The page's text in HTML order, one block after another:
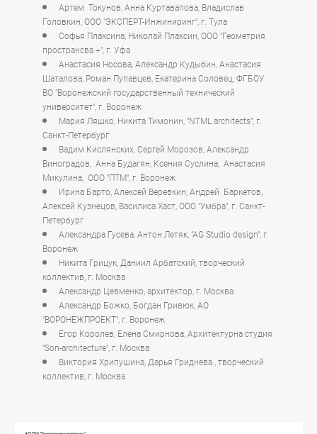
Артем Токунов, Анна Куртавапова, Владислав
Головкин, ООО "ЭКСПЕРТ-Инжиниринг", г. Тула
Софья Плаксина, Николай Плаксин, ООО "Геометрия
пространсва +", г. Уфа
Анастасия Носова, Александр Кудыбин, Анастасия
Шаталова, Роман Пупавцев, Екатерина Соловец, ФГБОУ
ВО "Воронежский государственный технический
университет", г. Воронеж
Мария Ляшко, Никита Тимонин, "NTML architects", г.
Санкт-Петербург
Вадим Кислянских, Сергей Морозов, Александр
Виноградов, Анна Будагян, Ксения Суслина, Анастасия
Микулина, ООО "ПТМ", г. Воронеж
Ирина Барто, Алексей Веревкин, Андрей Баркетов,
Алексей Кузнецов, Василиса Хаст, ООО "Умбра", г. Санкт-
Петербург
Александра Гусева, Антон Летяк, "AG Studio design", г.
Воронеж
Никита Грицук, Даниил Арбатский, творческий
коллектив, г. Москва
Александр Цевменко, архитектор, г. Москва
Александр Божко, Богдан Гривюк, АО
"ВОРОНЕЖПРОЕКТ", г. Воронеж
Егор Королев, Елена Смирнова, Архитектурна студия
"Son-architecture", г. Москва
Виктория Хрипушина, Дарья Гриднева , творческий
коллектив, г. Москва